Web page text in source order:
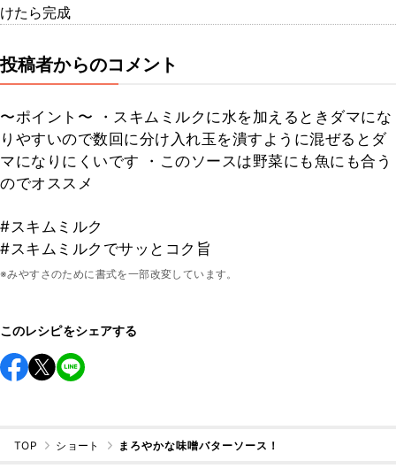
けたら完成
投稿者からのコメント
〜ポイント〜 ・スキムミルクに水を加えるときダマにな
りやすいので数回に分け入れ玉を潰すように混ぜるとダ
マになりにくいです ・このソースは野菜にも魚にも合う
のでオススメ
#スキムミルク
#スキムミルクでサッとコク旨
※みやすさのために書式を一部改変しています。
このレシピをシェアする
TOP ショート まろやかな味噌バターソース！